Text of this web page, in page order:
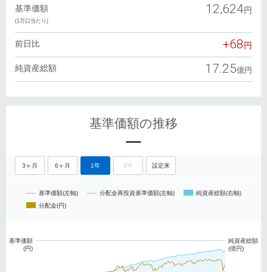
基準価額
(1万口当たり)
12,624
前日比 +68
純資産総額 17.25
基準価額の推移
3ヶ月 6ヶ月 1年 3年 設定来
基準価額
(円)
純資産総額
(億円)
基準価額(左軸) 分配金再投資基準価額(左軸)
純資産総額(右軸)
分配金(円)